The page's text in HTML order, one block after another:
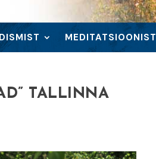
MEDITATSIOONIST
TALLINNA